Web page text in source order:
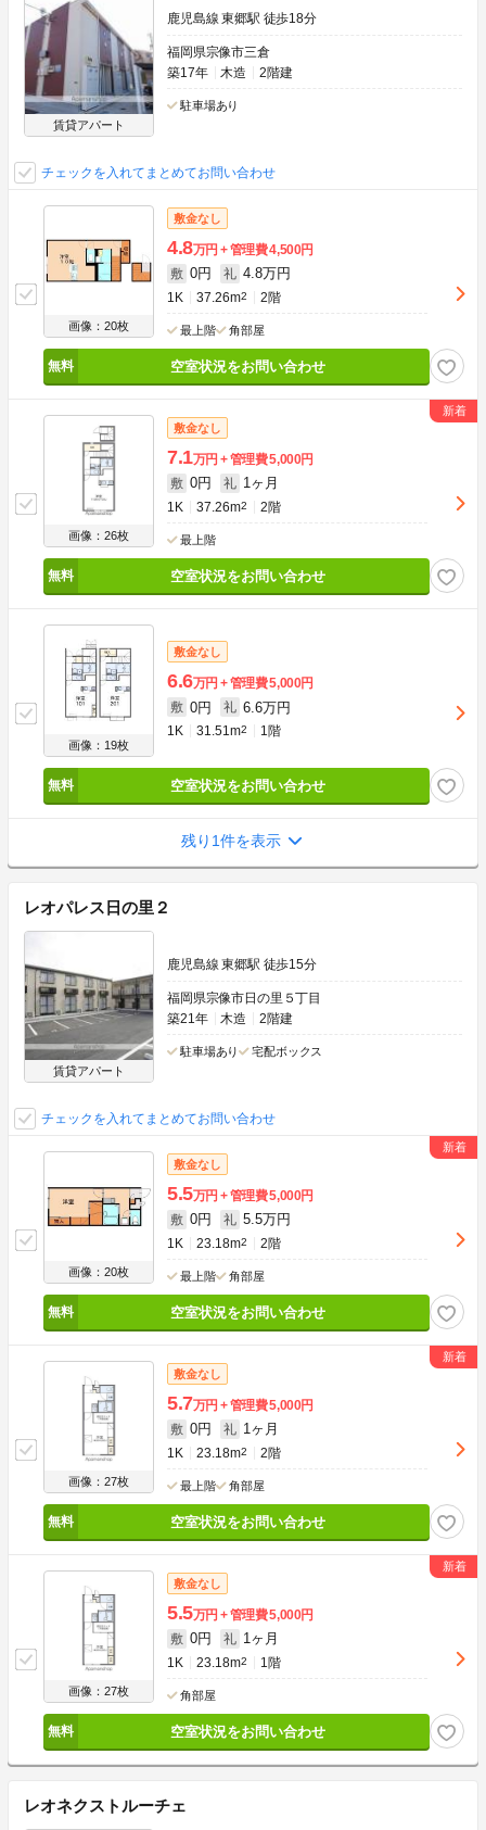
賃貸アパート
鹿児島線 東郷駅 徒歩18分
福岡県宗像市三倉
築17年
木造 2階建
駐車場あり
チェックを入れてまとめてお問い合わせ
画像：20枚
敷金なし
4.8万円 管理費4,500円
敷 0円 礼 4.8万円
1K 37.26m2 2階
最上階 角部屋
空室状況をお問い合わせ
画像：26枚
敷金なし
7.1万円 管理費5,000円
敷 0円 礼 1ヶ月
1K 37.26m2 2階
最上階
空室状況をお問い合わせ
画像：19枚
敷金なし
6.6万円 管理費5,000円
敷 0円 礼 6.6万円
1K 31.51m2 1階
空室状況をお問い合わせ
残り1件を表示
レオパレス日の里２
賃貸アパート
鹿児島線 東郷駅 徒歩15分
福岡県宗像市日の里５丁目
築21年
木造 2階建
駐車場あり 宅配ボックス
チェックを入れてまとめてお問い合わせ
画像：20枚
敷金なし
5.5万円 管理費5,000円
敷 0円 礼 5.5万円
1K 23.18m2 2階
最上階 角部屋
空室状況をお問い合わせ
画像：27枚
敷金なし
5.7万円 管理費5,000円
敷 0円 礼 1ヶ月
1K 23.18m2 2階
最上階 角部屋
空室状況をお問い合わせ
画像：27枚
敷金なし
5.5万円 管理費5,000円
敷 0円 礼 1ヶ月
1K 23.18m2 1階
角部屋
空室状況をお問い合わせ
レオネクストルーチェ